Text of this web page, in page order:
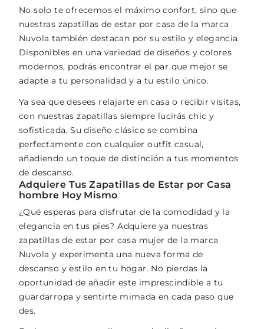
No solo te ofrecemos el máximo confort, sino que
nuestras zapatillas de estar por casa de la marca
Nuvola también destacan por su estilo y elegancia.
Disponibles en una variedad de diseños y colores
modernos, podrás encontrar el par que mejor se
adapte a tu personalidad y a tu estilo único.
Ya sea que desees relajarte en casa o recibir visitas,
con nuestras zapatillas siempre lucirás chic y
sofisticada. Su diseño clásico se combina
perfectamente con cualquier outfit casual,
añadiendo un toque de distinción a tus momentos
de descanso.
Adquiere Tus Zapatillas de Estar por Casa
hombre Hoy Mismo
¿Qué esperas para disfrutar de la comodidad y la
elegancia en tus pies? Adquiere ya nuestras
zapatillas de estar por casa mujer de la marca
Nuvola y experimenta una nueva forma de
descanso y estilo en tu hogar. No pierdas la
oportunidad de añadir este imprescindible a tu
guardarropa y sentirte mimada en cada paso que
des.